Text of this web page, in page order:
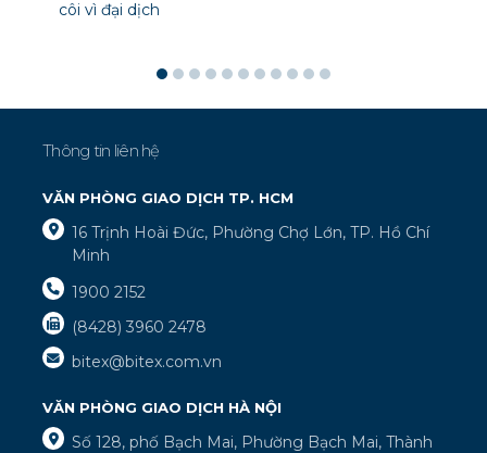
côi vì đại dịch
Thông tin liên hệ
VĂN PHÒNG GIAO DỊCH TP. HCM
16 Trịnh Hoài Đức, Phường Chợ Lớn, TP. Hồ Chí
Minh
1900 2152
(8428) 3960 2478
bitex@bitex.com.vn
VĂN PHÒNG GIAO DỊCH HÀ NỘI
Số 128, phố Bạch Mai, Phường Bạch Mai, Thành